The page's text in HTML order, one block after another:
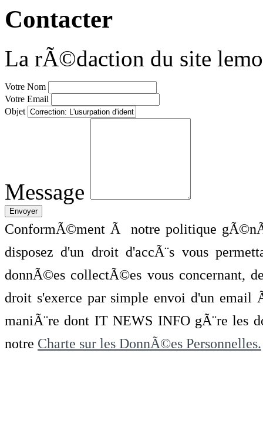
Contacter
La rÃ©daction du site
Votre Nom
Votre Email
Objet
Message
ConformÃ©ment Ã notre politique
disposez d'un droit d'accÃ¨s vous
donnÃ©es collectÃ©es vous concernant,
droit s'exerce par simple envoi d'un
maniÃ¨re dont IT NEWS INFO gÃ¨re les
notre Charte sur les DonnÃ©es Personnelles.